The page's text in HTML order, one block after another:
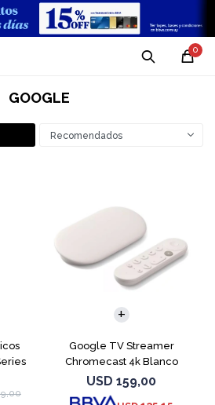
0
GOOGLE
Recomendados
Google TV Streamer
Chromecast 4k Blanco
USD 159,00